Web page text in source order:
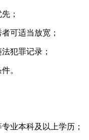
；
可适当放宽；
犯罪记录；
。
业本科及以上学历；